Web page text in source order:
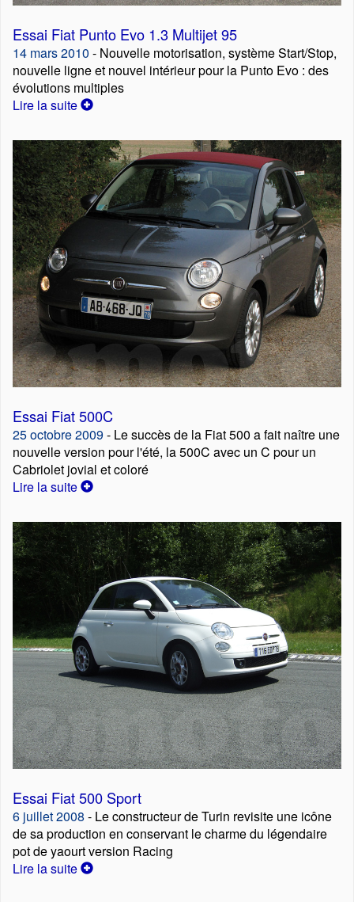
Essai Fiat Punto Evo 1.3 Multijet 95
14 mars 2010 - Nouvelle motorisation, système Start/Stop,
nouvelle ligne et nouvel intérieur pour la Punto Evo : des
évolutions multiples
Lire la suite
Essai Fiat 500C
25 octobre 2009- Le succès de la Fiat 500 a fait naître une
nouvelle version pour l'été, la 500C avec un C pour un
Cabriolet jovial et coloré
Lire la suite
Essai Fiat 500 Sport
6 juillet 2008 - Le constructeur de Turin revisite une icône
de sa production en conservant le charme du légendaire
pot de yaourt version Racing
Lire la suite